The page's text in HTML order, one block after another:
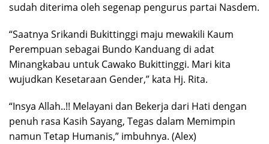
sudah diterima oleh segenap pengurus partai Nasdem.
“Saatnya Srikandi Bukittinggi maju mewakili Kaum
Perempuan sebagai Bundo Kanduang di adat
Minangkabau untuk Cawako Bukittinggi. Mari kita
wujudkan Kesetaraan Gender,” kata Hj. Rita.
“Insya Allah..!! Melayani dan Bekerja dari Hati dengan
penuh rasa Kasih Sayang, Tegas dalam Memimpin
namun Tetap Humanis,” imbuhnya. (Alex)